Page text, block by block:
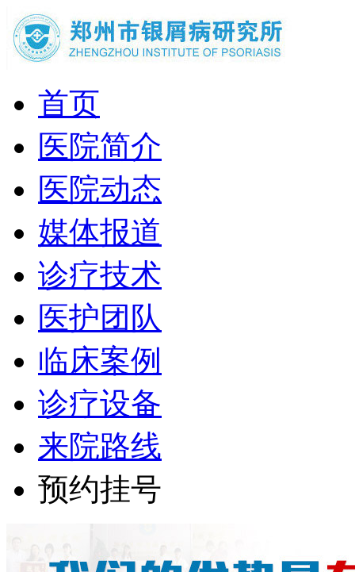
首页
医院简介
医院动态
媒体报道
诊疗技术
医护团队
临床案例
诊疗设备
来院路线
预约挂号